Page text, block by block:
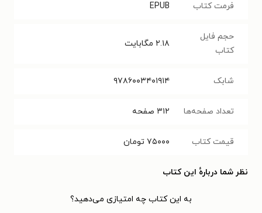
فرمت کتاب EPUB
حجم فایل
کتاب
۲.۱۸ مگابایت
شابک ۹۷۸۶۰۰۳۴۰۱۹۱۴
تعداد صفحه‌ها ۳۱۲ صفحه
قیمت کتاب ۷۵۰۰۰ تومان
نظر شما دربارهٔ این کتاب
به این کتاب چه امتیازی می‌دهید؟